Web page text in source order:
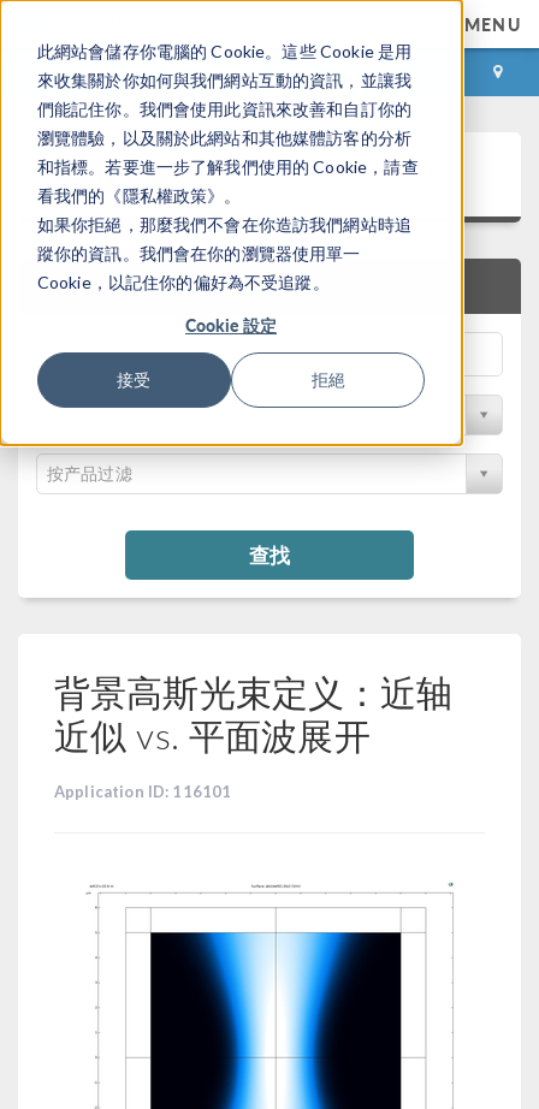
此網站會儲存你電腦的 Cookie。這些 Cookie 是用
來收集關於你如何與我們網站互動的資訊，並讓我
們能記住你。我們會使用此資訊來改善和自訂你的
瀏覽體驗，以及關於此網站和其他媒體訪客的分析
和指標。若要進一步了解我們使用的 Cookie，請查
看我們的《隱私權政策》。
如果你拒絕，那麼我們不會在你造訪我們網站時追
蹤你的資訊。我們會在你的瀏覽器使用單一
Cookie，以記住你的偏好為不受追蹤。
Cookie 設定
接受 拒絕
MENU
登录 咨询与购买
案例下载
快速搜索
按学科过滤
按产品过滤
查找
背景高斯光束定义：近轴
近似 vs. 平面波展开
Application ID: 116101